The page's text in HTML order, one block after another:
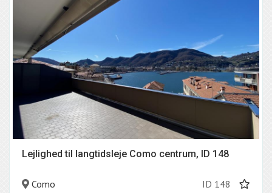
Lejlighed til langtidsleje Como centrum, ID 148
Como
ID 148